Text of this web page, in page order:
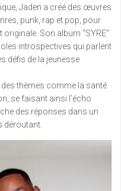
Jaden a créé des œuvres
punk, rap et pop, pour
Son album “SYRE”
introspectives qui parlent
défis de la jeunesse
thèmes comme la santé
se faisant ainsi l’écho
des réponses dans un
déroutant.